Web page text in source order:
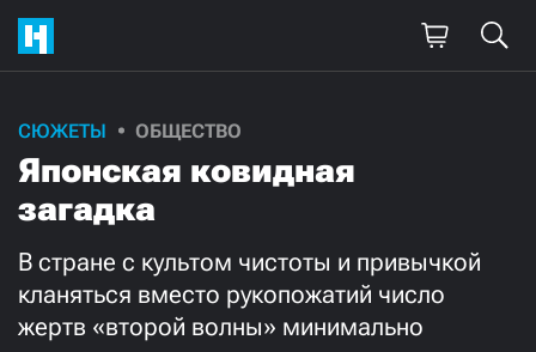
СЮЖЕТЫ ОБЩЕСТВО
Японская ковидная
загадка
В стране с культом чистоты и привычкой
кланяться вместо рукопожатий число
жертв «второй волны» минимально
Поддержите
нашу работу!
Ежемесячно
3000 1000